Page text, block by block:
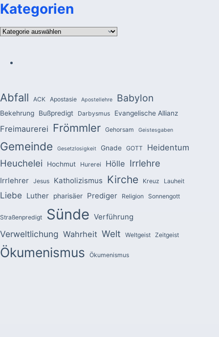
Kategorien
Kategorien
Abfall ACK Apostasie Apostellehre Babylon
Bekehrung Bußpredigt Darbysmus Evangelische Allianz
Freimaurerei Frömmler Gehorsam Geistesgaben
Gemeinde Gesetzlosigkeit Gnade GOTT Heidentum
Heuchelei Hochmut Hurerei Hölle Irrlehre
Irrlehrer Jesus Katholizismus Kirche Kreuz Lauheit
Liebe Luther pharisäer Prediger Religion Sonnengott
Straßenpredigt Sünde Verführung
Verweltlichung Wahrheit Welt Weltgeist Zeitgeist
Ökumenismus Ökumenismus